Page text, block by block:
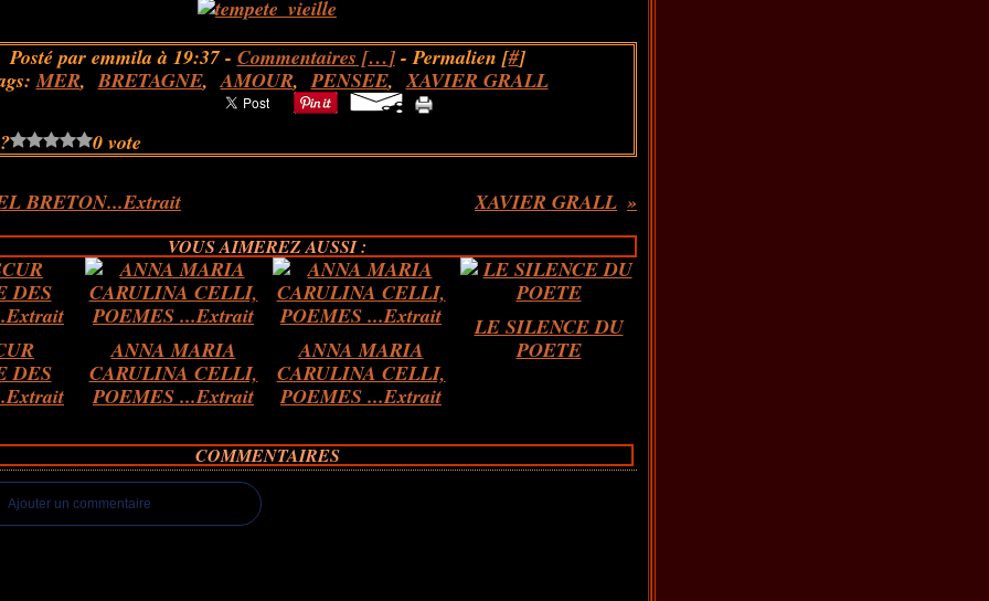
Posté par emmila à 19:37 - Commentaires […]- Permalien [#]
MER,BRETAGNE,AMOUR,PENSEE,XAVIER GRALL
0 vote
BRETON...Extrait XAVIER GRALL
VOUS AIMEREZ AUSSI :
DES
ANNA MARIA
CARULINA CELLI,
POEMES ...Extrait
ANNA MARIA
CARULINA CELLI,
POEMES ...Extrait
LE SILENCE DU
POETE
COMMENTAIRES
Ajouter un commentaire